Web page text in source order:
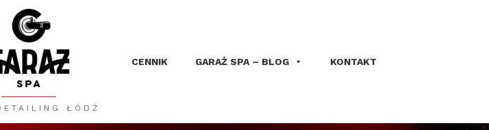
ŁÓDŹ
CENNIK GARAŻ SPA – BLOG KONTAKT